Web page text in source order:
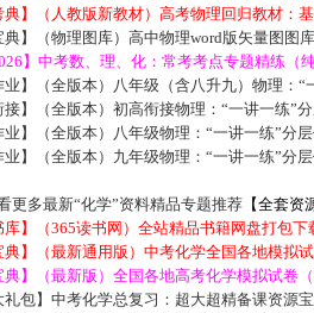
典】（人教版新教材）高考物理回归教材：
典】（物理图库）高中物理word版矢量图图
】中考数、理、化：常考考点专题精练（
业】（全版本）八年级（含八升九）物理：“
接】（全版本）初高衔接物理：“一讲一练”
业】（全版本）八年级物理：“一讲一练”分
业】（全版本）九年级物理：“一讲一练”分
更多最新“化学”资料精品专题推荐【全套资
库】（365读书网）全站精品书籍网盘打包下
典】（最新通用版）中考化学全国各地模拟
典】（最新版）全国各地高考化学模拟试卷
礼包】中考化学总复习：超大超精备课资源